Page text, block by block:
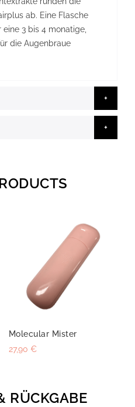
ab. Eine Flasche
3 bis 4 monatige,
die Augenbraue
Molecular Mister
27,90 €
RÜCKGABE